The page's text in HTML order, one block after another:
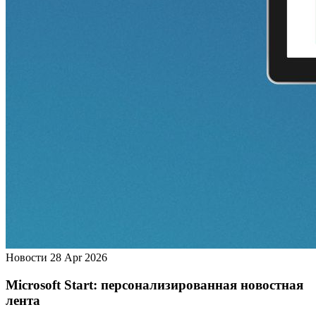
Новости 28 Apr 2026
Microsoft Start: персонализированная новостная
лента